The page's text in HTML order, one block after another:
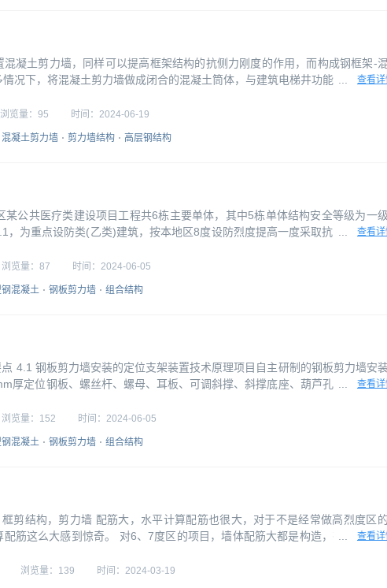
混凝土剪力墙，同样可以提高框架结构的抗侧力刚度的作用，而构成钢框架-
况下，将混凝土剪力墙做成闭合的混凝土筒体，与建筑电梯井功能配合，布置
征与剪力墙的高宽比及开洞大小有关，一般情况下，与支撑系统一样，以弯曲
查看
浏览量： 95 时间： 2024-06-19
混凝土剪力墙 剪力墙结构 高层钢结构
某公共医疗类建设项目工程共6栋主要单体，其中5栋单体结构安全等级为一级
，为重点设防类(乙类)建筑，按本地区8度设防烈度提高一度采取抗震措施。剩
措施，其中2栋单体的建筑场地土类别为III类，特征周期值为0.55s。其余建筑
查看
浏览量： 87 时间： 2024-06-05
混凝土 钢板剪力墙 组合结构
4.1 钢板剪力墙安装的定位支架装置技术原理项目自主研制的钢板剪力墙安
厚定位钢板、螺丝杆、螺母、耳板、可调斜撑、斜撑底座、葫芦孔组成。通过
板上面的连接件耳板与10mm厚定位钢板及地面斜撑底座相连接。在地面架设
查看
浏览量： 152 时间： 2024-06-05
混凝土 钢板剪力墙 组合结构
剪结构，剪力墙 配筋大，水平计算配筋也很大，对于不是经常做高烈度区
筋这么大感到惊奇。 对6、7度区的项目，墙体配筋大都是构造，有计算配筋
教会了我们手算板、梁、柱、地外墙等构件在各种内力情况下的配筋，但似乎
查看
浏览量： 139 时间： 2024-03-19